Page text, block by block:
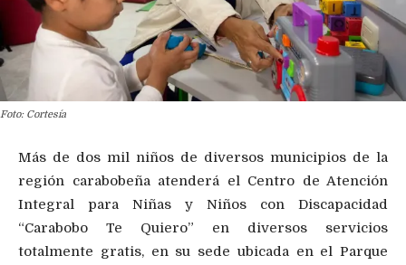
Foto: Cortesía
Más de dos mil niños de diversos municipios de la
región carabobeña atenderá el Centro de Atención
Integral para Niñas y Niños con Discapacidad
“Carabobo Te Quiero” en diversos servicios
totalmente gratis, en su sede ubicada en el Parque